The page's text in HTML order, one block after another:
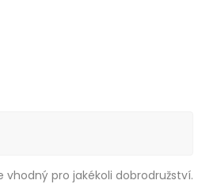
pro jakékoli dobrodružství.